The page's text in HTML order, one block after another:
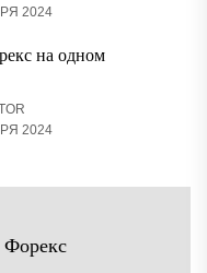
2024
на одном
2024
Форекс